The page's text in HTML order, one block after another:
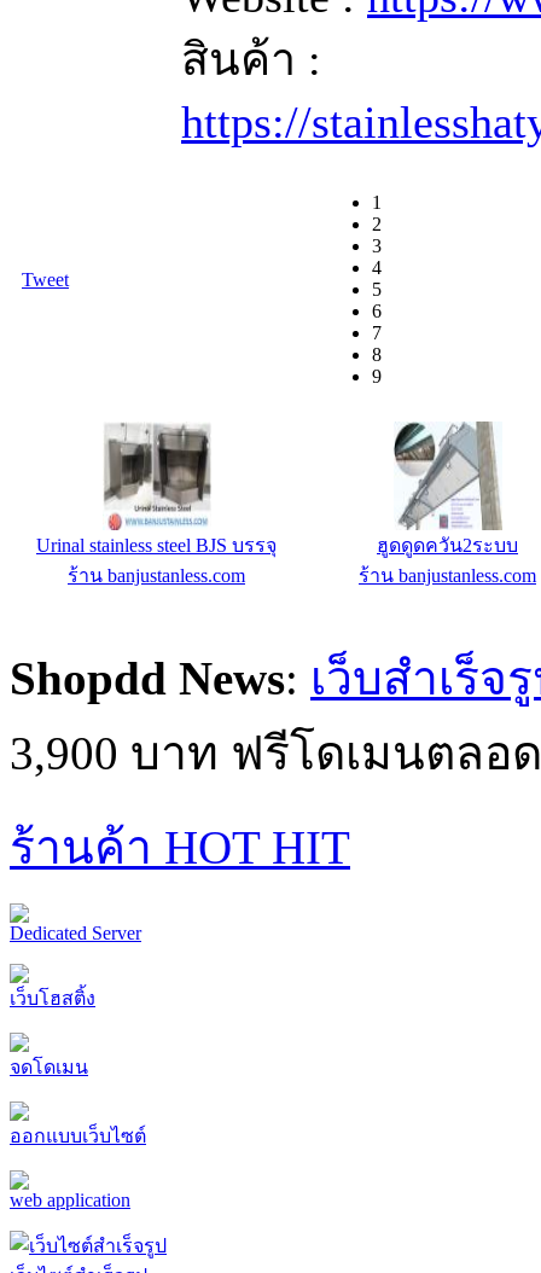
สินค้า :
https://
Tweet
1
2
3
4
5
6
7
8
9
ดัมเบลกลม 2.5-25 พร้อมชั้นวาง
ร้าน คอนโดฟิตเนสช็อป : ร้านขาย
ประตูห้องน้ำสแตนเลส
ร้าน banjustanless.com
Shopdd News: เว็บสำเร็จ
3,900 บาท ฟรีโดเมนตลอ
ร้านค้า HOT HIT
web application